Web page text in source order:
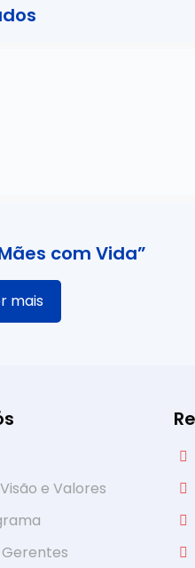
com Vida”
mais
e Valores